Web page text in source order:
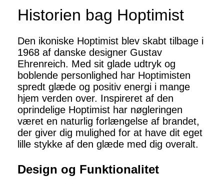
Historien bag Hoptimist
Den ikoniske Hoptimist blev skabt tilbage i
1968 af danske designer Gustav
Ehrenreich. Med sit glade udtryk og
boblende personlighed har Hoptimisten
spredt glæde og positiv energi i mange
hjem verden over. Inspireret af den
oprindelige Hoptimist har nøgleringen
været en naturlig forlængelse af brandet,
der giver dig mulighed for at have dit eget
lille stykke af den glæde med dig overalt.
Design og Funktionalitet